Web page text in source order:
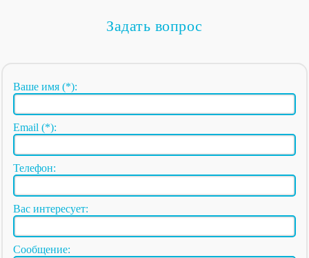
Задать вопрос
Ваше имя (*):
Email (*):
Телефон:
Вас интересует:
Сообщение: